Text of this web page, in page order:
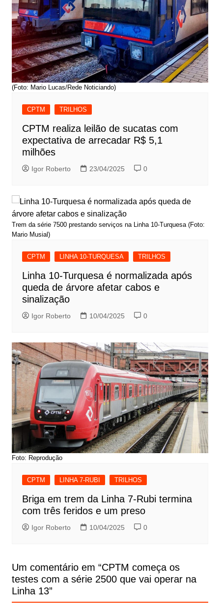
(Foto: Mario Lucas/Rede Noticiando)
CPTM TRILHOS
CPTM realiza leilão de sucatas com
expectativa de arrecadar R$ 5,1
milhões
Igor Roberto 23/04/2025 0
Trem da série 7500 prestando serviços na Linha 10-Turquesa (Foto:
Mario Musial)
CPTM LINHA 10-TURQUESA TRILHOS
Linha 10-Turquesa é normalizada após
queda de árvore afetar cabos e
sinalização
Igor Roberto 10/04/2025 0
Foto: Reprodução
CPTM LINHA 7-RUBI TRILHOS
Briga em trem da Linha 7-Rubi termina
com três feridos e um preso
Igor Roberto 10/04/2025 0
Um comentário em “CPTM começa os
testes com a série 2500 que vai operar na
Linha 13”